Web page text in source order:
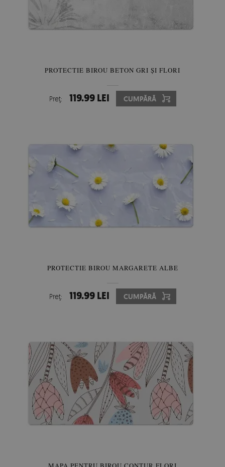
PROTECTIE BIROU BETON GRI ȘI FLORI
Preţ: 119.99 LEI CUMPĂRĂ
PROTECTIE BIROU MARGARETE ALBE
Preţ: 119.99 LEI CUMPĂRĂ